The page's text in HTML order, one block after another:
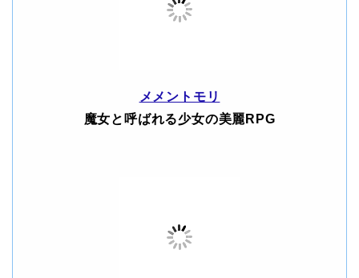
メメントモリ
魔女と呼ばれる少女の美麗RPG